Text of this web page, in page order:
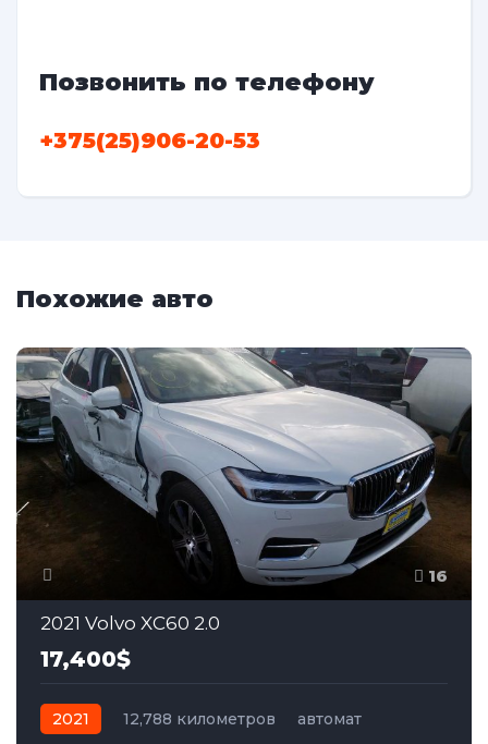
Позвонить по телефону
+375(25)906-20-53
Похожие авто
16
2021 Volvo XC60 2.0
17,400$
2021 12,788 километров
автомат